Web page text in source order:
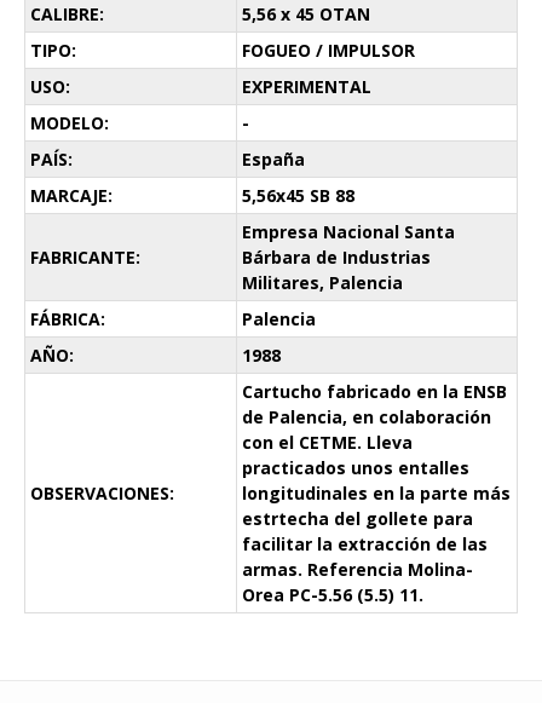
CALIBRE:
5,56 x 45 OTAN
TIPO:
FOGUEO / IMPULSOR
USO:
EXPERIMENTAL
MODELO:
-
PAÍS:
España
MARCAJE:
5,56x45 SB 88
FABRICANTE:
Empresa Nacional Santa
Bárbara de Industrias
Militares, Palencia
FÁBRICA:
Palencia
AÑO:
1988
OBSERVACIONES:
Cartucho fabricado en la ENSB
de Palencia, en colaboración
con el CETME. Lleva
practicados unos entalles
longitudinales en la parte más
estrtecha del gollete para
facilitar la extracción de las
armas. Referencia Molina-
Orea PC-5.56 (5.5) 11.